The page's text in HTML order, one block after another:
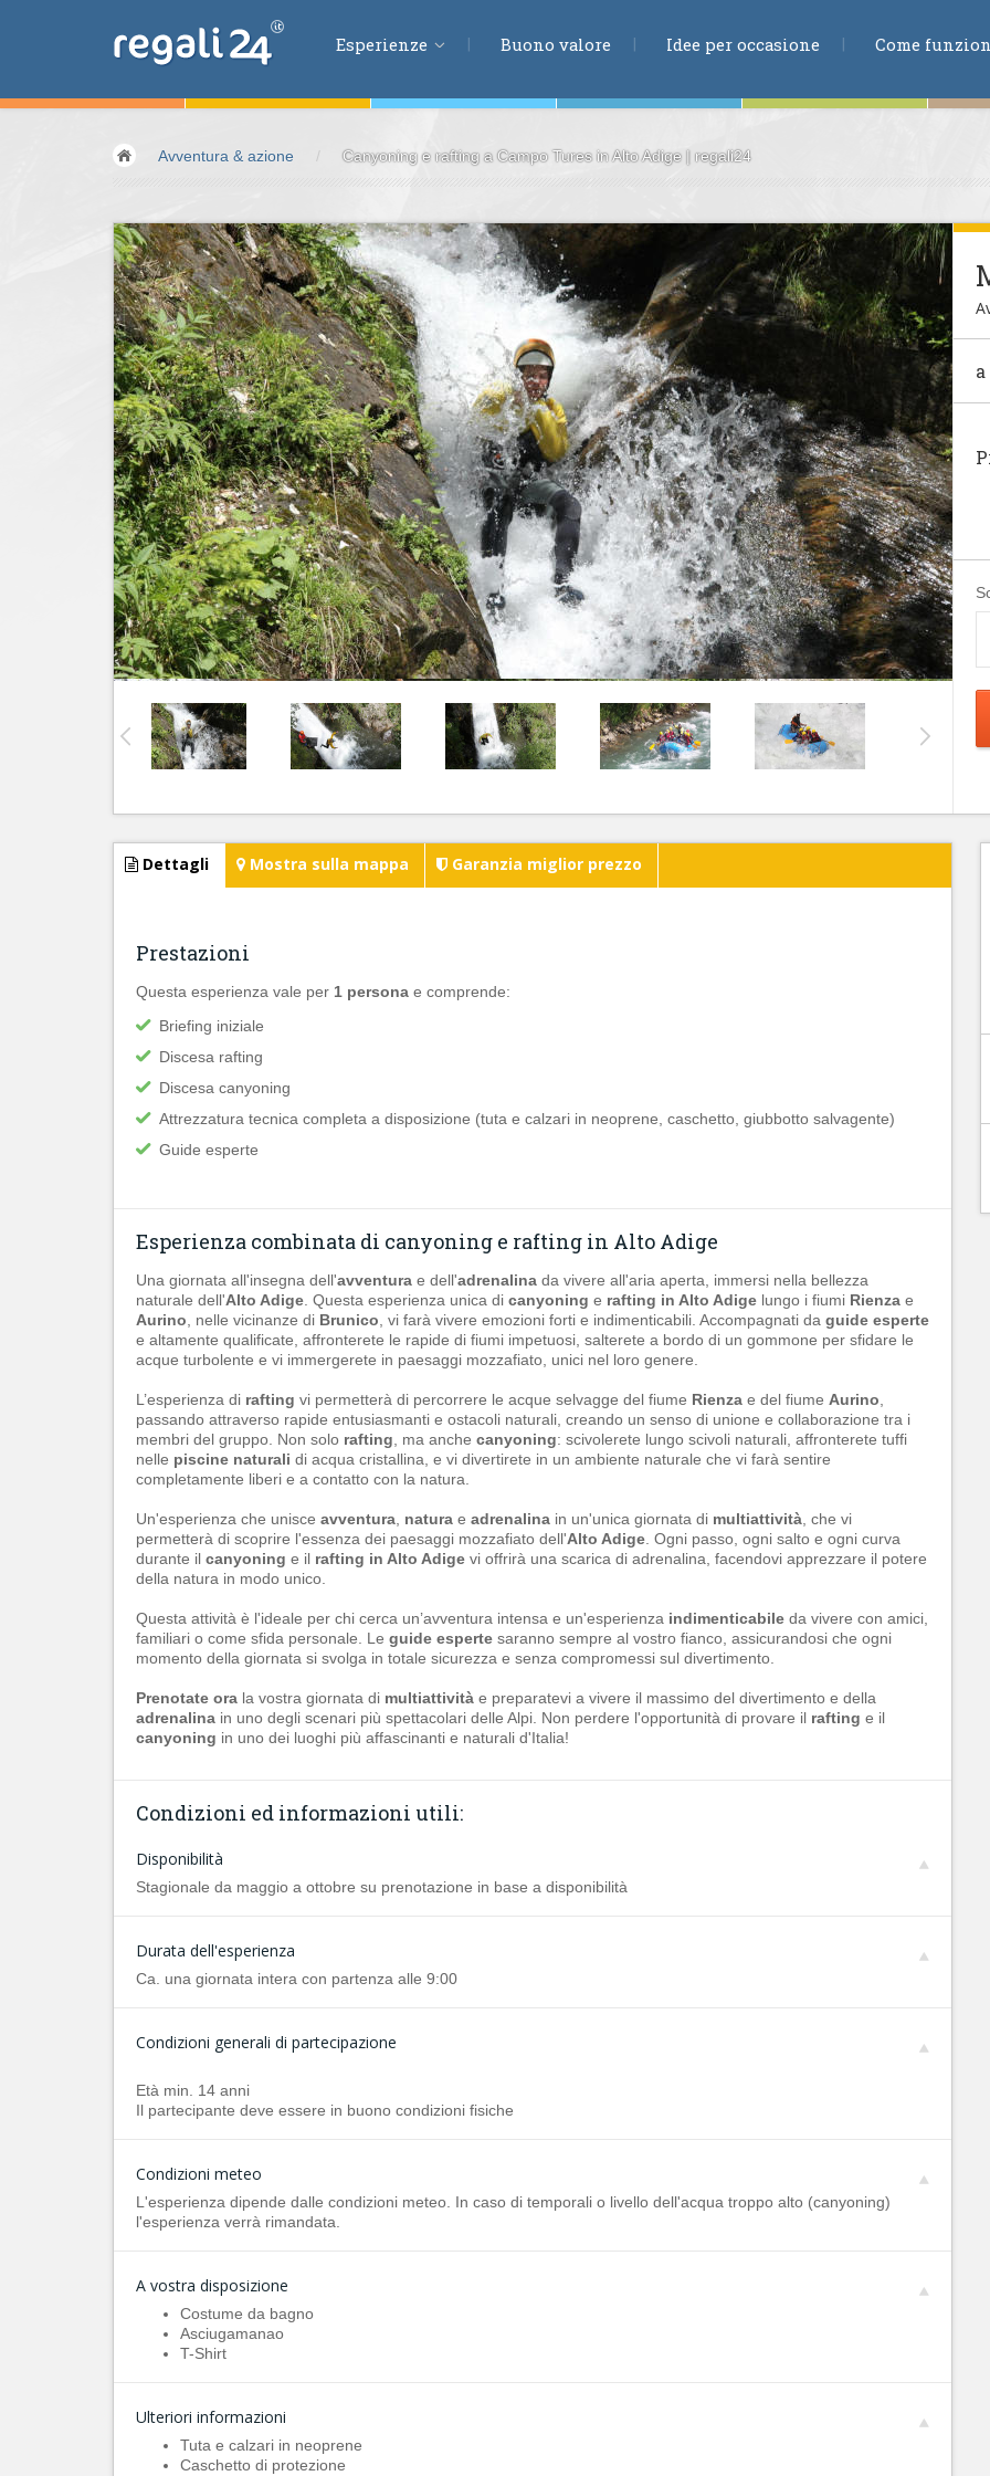
Esperienze
Volare & spazio
Avventura &azione
Sport &
fitness
Mangiare &
Benessere &
salute
Acqua &vento
Lifestyle &fantasia
Kids &Family
Pernottamenti
Buono valore Idee per occasione Come
Avventura & azione / Canyoning e rafting a Campo Tures in Alto Adige | regali24
Dettagli Mostra sulla mappa Garanzia miglior prezzo
Prestazioni
Questa esperienza vale per 1 persona e comprende:
Briefing iniziale
Discesa rafting
Discesa canyoning
Attrezzatura tecnica completa a disposizione (tuta e calzari in neoprene, caschetto, giubbotto salvagente)
Guide esperte
Esperienza combinata di canyoning e rafting in Alto Adige
Una giornata all'insegna dell'avventura e dell'adrenalina da vivere all'aria aperta, immersi nella bellezza
naturale dell'Alto Adige . Questa esperienza unica di canyoning e rafting in Alto Adige lungo i fiumi Rienza e
Aurino , nelle vicinanze di Brunico , vi farà vivere emozioni forti e indimenticabili. Accompagnati da guide esperte
e altamente qualificate, affronterete le rapide di fiumi impetuosi, salterete a bordo di un gommone per sfidare le
acque turbolente e vi immergerete in paesaggi mozzafiato, unici nel loro genere.
L’esperienza di rafting vi permetterà di percorrere le acque selvagge del fiume Rienza e del fiume Aurino
passando attraverso rapide entusiasmanti e ostacoli naturali, creando un senso di unione e collaborazione tra i
membri del gruppo. Non solo rafting , ma anche canyoning: scivolerete lungo scivoli naturali, affronterete tuffi
nelle piscine naturali di acqua cristallina, e vi divertirete in un ambiente naturale che vi farà sentire
completamente liberi e a contatto con la natura.
Un'esperienza che unisce avventura natura e adrenalina in un'unica giornata di multiattività , che vi
permetterà di scoprire l'essenza dei paesaggi mozzafiato dell'Alto Adige . Ogni passo, ogni salto e ogni curva
durante il canyoning e il rafting in Alto Adige vi offrirà una scarica di adrenalina, facendovi apprezzare il potere
della natura in modo unico.
Questa attività è l'ideale per chi cerca un’avventura intensa e un'esperienza indimenticabile da vivere con amici,
familiari o come sfida personale. Le guide esperte saranno sempre al vostro fianco, assicurandosi che ogni
momento della giornata si svolga in totale sicurezza e senza compromessi sul divertimento.
Prenotate ora la vostra giornata di multiattività e preparatevi a vivere il massimo del divertimento e della
adrenalina in uno degli scenari più spettacolari delle Alpi. Non perdere l'opportunità di provare il rafting e il
canyoning in uno dei luoghi più affascinanti e naturali d'Italia!
Condizioni ed informazioni utili:
Disponibilità
Stagionale da maggio a ottobre su prenotazione in base a disponibilità
Durata dell'esperienza
Ca. una giornata intera con partenza alle 9:00
Condizioni generali di partecipazione
Età min. 14 anni
Il partecipante deve essere in buono condizioni fisiche
Condizioni meteo
L'esperienza dipende dalle condizioni meteo. In caso di temporali o livello dell'acqua troppo alto (canyoning)
l'esperienza verrà rimandata.
A vostra disposizione
Costume da bagno
Asciugamanao
T-Shirt
Ulteriori informazioni
Tuta e calzari in neoprene
Caschetto di protezione